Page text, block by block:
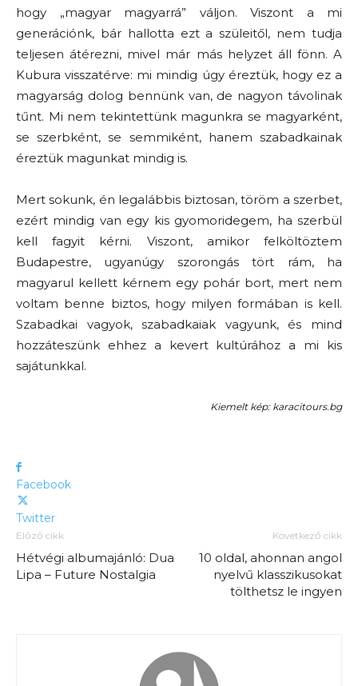
hogy „magyar magyarrá” váljon. Viszont a mi
generációnk, bár hallotta ezt a szüleitől, nem tudja
teljesen átérezni, mivel már más helyzet áll fönn. A
Kubura visszatérve: mi mindig úgy éreztük, hogy ez a
magyarság dolog bennünk van, de nagyon távolinak
tűnt. Mi nem tekintettünk magunkra se magyarként,
se szerbként, se semmiként, hanem szabadkainak
éreztük magunkat mindig is.
Mert sokunk, én legalábbis biztosan, töröm a szerbet,
ezért mindig van egy kis gyomoridegem, ha szerbül
kell fagyit kérni. Viszont, amikor felköltöztem
Budapestre, ugyanúgy szorongás tört rám, ha
magyarul kellett kérnem egy pohár bort, mert nem
voltam benne biztos, hogy milyen formában is kell.
Szabadkai vagyok, szabadkaiak vagyunk, és mind
hozzáteszünk ehhez a kevert kultúrához a mi kis
sajátunkkal.
Kiemelt kép: karacitours.bg
Facebook
Twitter
Előző cikk
Hétvégi albumajánló: Dua
Lipa – Future Nostalgia
Következő cikk
10 oldal, ahonnan angol
nyelvű klasszikusokat
tölthetsz le ingyen